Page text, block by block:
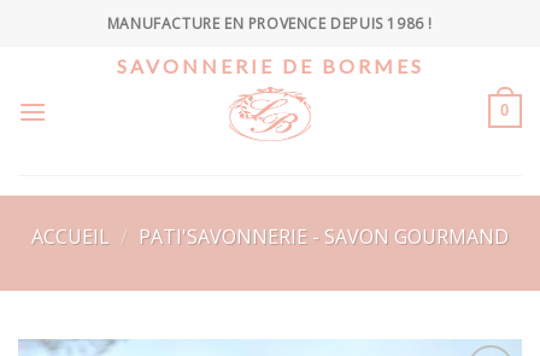
MANUFACTURE EN PROVENCE DEPUIS 1986 !
SAVONNERIE DE BORMES
0
ACCUEIL / PATI'SAVONNERIE - SAVON GOURMAND